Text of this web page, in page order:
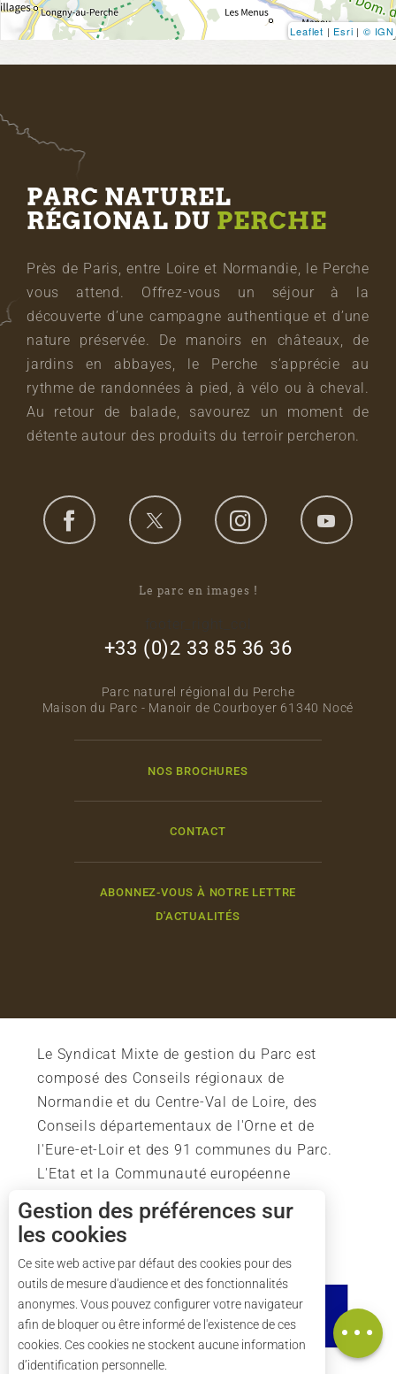
Ouvertures
Carte
Leaflet | Esri | © IGN
PARC NATUREL
RÉGIONAL DU PERCHE
Près de Paris, entre Loire et Normandie, le Perche
vous attend. Offrez-vous un séjour à la
découverte d’une campagne authentique et d’une
nature préservée. De manoirs en châteaux, de
jardins en abbayes, le Perche s’apprécie au
rythme de randonnées à pied, à vélo ou à cheval.
Au retour de balade, savourez un moment de
détente autour des produits du terroir percheron.
Le parc en images !
+33 (0)2 33 85 36 36
Parc naturel régional du Perche
Maison du Parc - Manoir de Courboyer 61340 Nocé
NOS BROCHURES
CONTACT
ABONNEZ-VOUS À NOTRE LETTRE
D'ACTUALITÉS
Le Syndicat Mixte de gestion du Parc est
composé des Conseils régionaux de
Normandie et du Centre-Val de Loire, des
Conseils départementaux de l'Orne et de
l'Eure-et-Loir et des 91 communes du Parc.
L'Etat et la Communauté européenne
soutiennent également l'action du Parc.
Gestion des préférences sur
les cookies
Ce site web active par défaut des cookies pour des
outils de mesure d'audience et des fonctionnalités
anonymes. Vous pouvez configurer votre navigateur
afin de bloquer ou être informé de l'existence de ces
cookies. Ces cookies ne stockent aucune information
d’identification personnelle.